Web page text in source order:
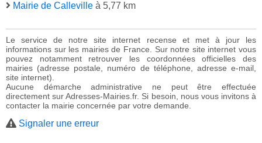
Mairie de Calleville à 5,77 km
Le service de notre site internet recense et met à jour les
informations sur les mairies de France. Sur notre site internet vous
pouvez notamment retrouver les coordonnées officielles des
mairies (adresse postale, numéro de téléphone, adresse e-mail,
site internet).
Aucune démarche administrative ne peut être effectuée
directement sur Adresses-Mairies.fr. Si besoin, nous vous invitons à
contacter la mairie concernée par votre demande.
Signaler une erreur